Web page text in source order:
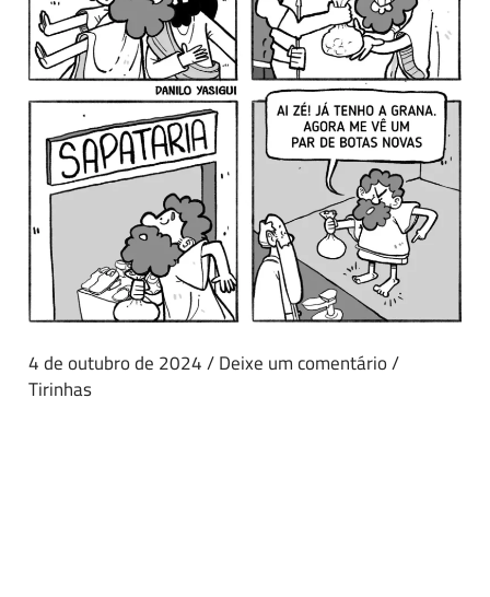
4 de outubro de 2024/Deixe um comentário/
Tirinhas